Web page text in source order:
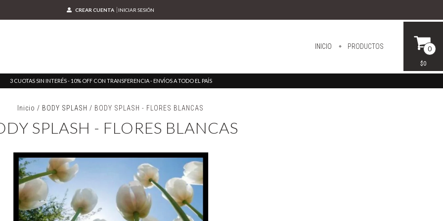
CREAR CUENTA INICIAR SESIÓN
INICIO PRODUCTOS 0
$0
3 CUOTAS SIN INTERÉS - 10% OFF CON TRANSFERENCIA - ENVÍOS A TODO EL PAÍS
Inicio / BODY SPLASH/ BODY SPLASH - FLORES BLANCAS
SPLASH - FLORES BLANCAS